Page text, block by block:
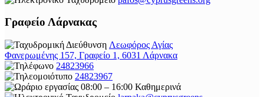
Γραφείο Λάρνακας
Λεωφόρος Αγίας
Φανερωμένης 157, Γραφείο 1, 6031 Λάρνακα
24823966
24823967
08:00 – 16:00 Καθημερινά